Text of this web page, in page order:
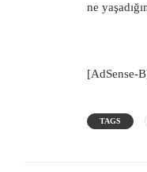
ne
[AdSense-
TAGS